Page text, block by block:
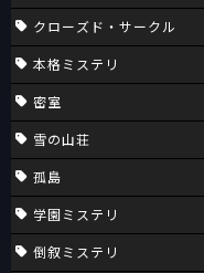
クローズド・サークル
本格ミステリ
密室
雪の山荘
孤島
学園ミステリ
倒叙ミステリ